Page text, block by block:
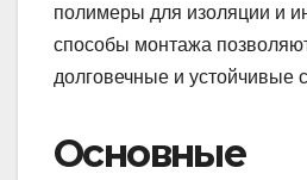
полимеры для изоляции и
способы монтажа
долговечные и устойчивые
Основные